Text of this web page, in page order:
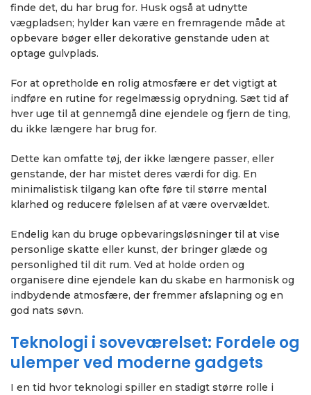
finde det, du har brug for. Husk også at udnytte
vægpladsen; hylder kan være en fremragende måde at
opbevare bøger eller dekorative genstande uden at
optage gulvplads.
For at opretholde en rolig atmosfære er det vigtigt at
indføre en rutine for regelmæssig oprydning. Sæt tid af
hver uge til at gennemgå dine ejendele og fjern de ting,
du ikke længere har brug for.
Dette kan omfatte tøj, der ikke længere passer, eller
genstande, der har mistet deres værdi for dig. En
minimalistisk tilgang kan ofte føre til større mental
klarhed og reducere følelsen af at være overvældet.
Endelig kan du bruge opbevaringsløsninger til at vise
personlige skatte eller kunst, der bringer glæde og
personlighed til dit rum. Ved at holde orden og
organisere dine ejendele kan du skabe en harmonisk og
indbydende atmosfære, der fremmer afslapning og en
god nats søvn.
Teknologi i soveværelset: Fordele og
ulemper ved moderne gadgets
I en tid hvor teknologi spiller en stadigt større rolle i